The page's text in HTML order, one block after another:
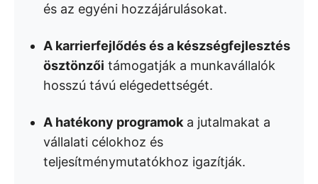
és az egyéni hozzájárulásokat.
A karrierfejlődés és a készségfejlesztés
ösztönzői támogatják a munkavállalók
hosszú távú elégedettségét.
A hatékony programok a jutalmakat a
vállalati célokhoz és
teljesítménymutatókhoz igazítják.